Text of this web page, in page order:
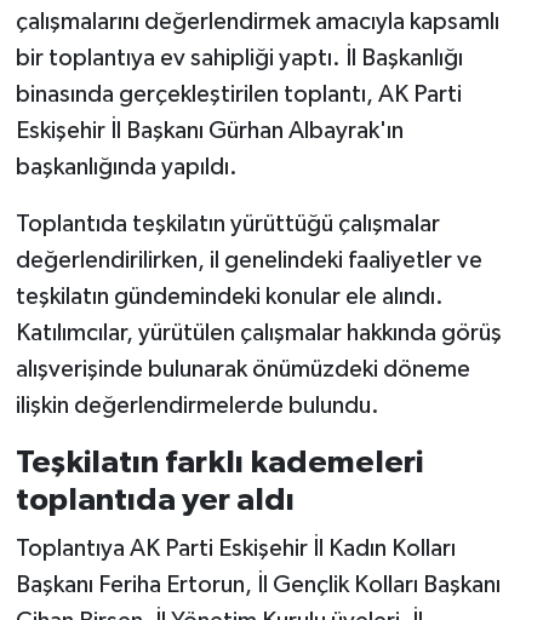
çalışmalarını değerlendirmek amacıyla kapsamlı
bir toplantıya ev sahipliği yaptı. İl Başkanlığı
binasında gerçekleştirilen toplantı, AK Parti
Eskişehir İl Başkanı Gürhan Albayrak'ın
başkanlığında yapıldı.
Toplantıda teşkilatın yürüttüğü çalışmalar
değerlendirilirken, il genelindeki faaliyetler ve
teşkilatın gündemindeki konular ele alındı.
Katılımcılar, yürütülen çalışmalar hakkında görüş
alışverişinde bulunarak önümüzdeki döneme
ilişkin değerlendirmelerde bulundu.
Teşkilatın farklı kademeleri
toplantıda yer aldı
Toplantıya AK Parti Eskişehir İl Kadın Kolları
Başkanı Feriha Ertorun, İl Gençlik Kolları Başkanı